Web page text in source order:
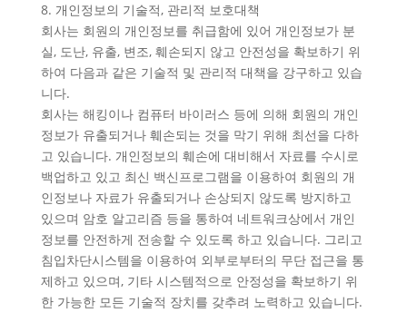
8. 개인정보의 기술적, 관리적 보호대책
회사는 회원의 개인정보를 취급함에 있어 개인정보가 분
실, 도난, 유출, 변조, 훼손되지 않고 안전성을 확보하기 위
하여 다음과 같은 기술적 및 관리적 대책을 강구하고 있습
니다.
회사는 해킹이나 컴퓨터 바이러스 등에 의해 회원의 개인
정보가 유출되거나 훼손되는 것을 막기 위해 최선을 다하
고 있습니다. 개인정보의 훼손에 대비해서 자료를 수시로
백업하고 있고 최신 백신프로그램을 이용하여 회원의 개
인정보나 자료가 유출되거나 손상되지 않도록 방지하고
있으며 암호 알고리즘 등을 통하여 네트워크상에서 개인
정보를 안전하게 전송할 수 있도록 하고 있습니다. 그리고
침입차단시스템을 이용하여 외부로부터의 무단 접근을 통
제하고 있으며, 기타 시스템적으로 안정성을 확보하기 위
한 가능한 모든 기술적 장치를 갖추려 노력하고 있습니다.